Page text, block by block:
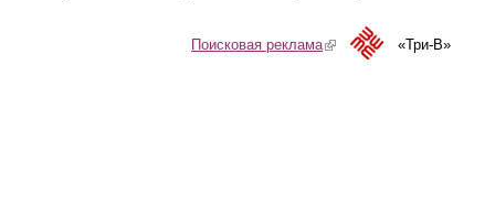
Поисковая реклама(link is external)«Три-В»